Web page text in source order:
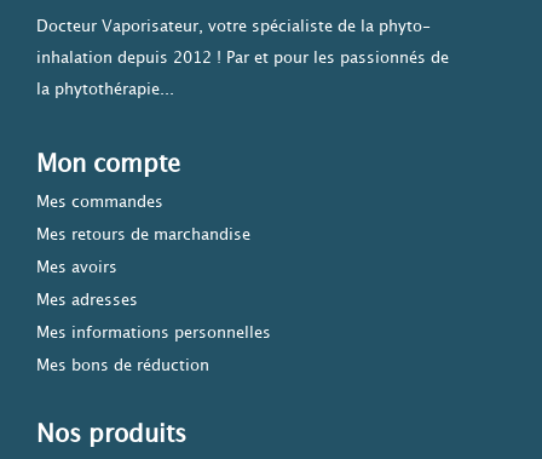
Docteur Vaporisateur, votre spécialiste de la phyto-
inhalation depuis 2012 ! Par et pour les passionnés de
la phytothérapie...
Mon compte
Mes commandes
Mes retours de marchandise
Mes avoirs
Mes adresses
Mes informations personnelles
Mes bons de réduction
Nos produits